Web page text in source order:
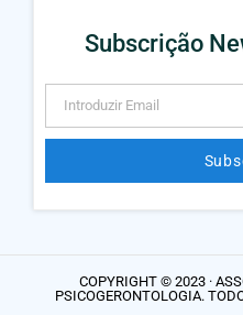
Subscrição
COPYRIGHT © 2023 ·
PSICOGERONTOLOGIA.